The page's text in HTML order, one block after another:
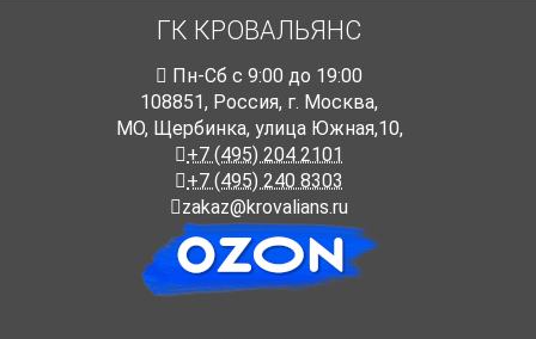
ГК КРОВАЛЬЯНС
Пн-Cб с 9:00 до 19:00
108851, Россия, г. Москва,
МО, Щербинка, улица Южная,10,
+7 (495) 204 2101
+7 (495) 240 8303
zakaz@krovalians.ru